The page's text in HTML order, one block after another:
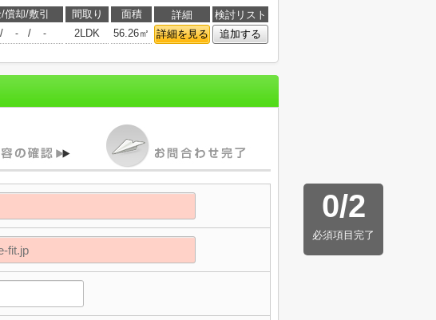
却/敷引 間取り 面積 詳細
検討リスト
/ - / - 2LDK 56.26㎡ 詳細を見る 追加する
0/2
必須項目完了